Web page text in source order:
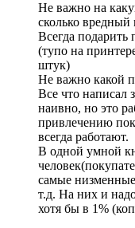
Не важно на
сколько вредный
Всегда подарить
(тупо на
штук)
Не важно какой
Все что написал
наивно, но это
привлечению
всегда работают.
В одной умной
самые
т.д. На них и
хотя бы в 1%